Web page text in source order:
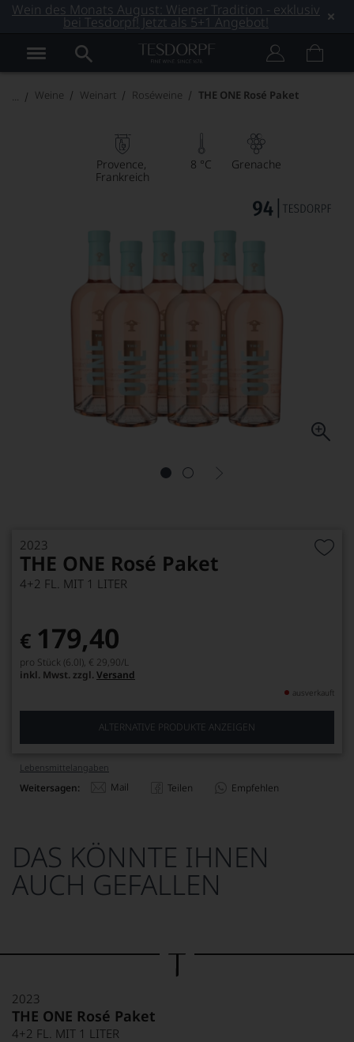
Wein des Monats August: Wiener Tradition - exklusiv
bei Tesdorpf! Jetzt als 5+1 Angebot!
Weine Weinart Roséweine THE ONE Rosé Paket
Provence
Frankreich
8 °C Grenache
2023
THE ONE Rosé Paket
4+2 FL. MIT 1 LITER
€ 179,40
pro Stück (6.0l), € 29,90/L
inkl. Mwst. zzgl. Versand
ausverkauft
ALTERNATIVE PRODUKTE ANZEIGEN
Lebensmittel­angaben
Weitersagen: Mail Teilen Empfehlen
DAS KÖNNTE IHNEN
AUCH GEFALLEN
2023
THE ONE Rosé Paket
4+2 FL. MIT 1 LITER